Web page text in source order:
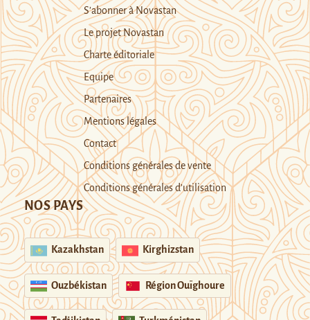
S’abonner à Novastan
Le projet Novastan
Charte éditoriale
Equipe
Partenaires
Mentions légales
Contact
Conditions générales de vente
Conditions générales d’utilisation
NOS PAYS
Kazakhstan Kirghizstan
Ouzbékistan Région Ouïghoure